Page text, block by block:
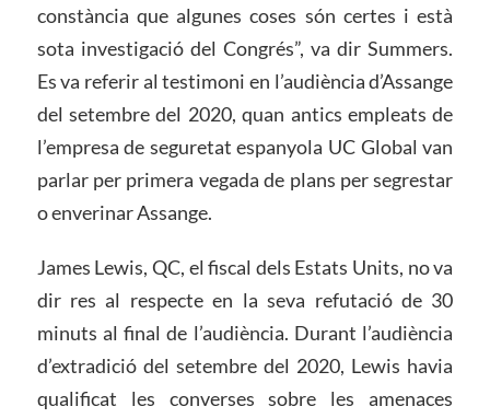
constància que algunes coses són certes i està
sota investigació del Congrés”, va dir Summers.
Es va referir al testimoni en l’audiència d’Assange
del setembre del 2020, quan antics empleats de
l’empresa de seguretat espanyola UC Global van
parlar per primera vegada de plans per segrestar
o enverinar Assange.
James Lewis, QC, el fiscal dels Estats Units, no va
dir res al respecte en la seva refutació de 30
minuts al final de l’audiència. Durant l’audiència
d’extradició del setembre del 2020, Lewis havia
qualificat les converses sobre les amenaces